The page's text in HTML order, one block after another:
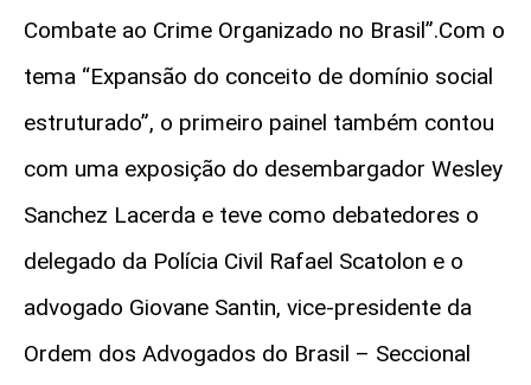
Combate ao Crime Organizado no Brasil”.Com o
tema “Expansão do conceito de domínio social
estruturado”, o primeiro painel também contou
com uma exposição do desembargador Wesley
Sanchez Lacerda e teve como debatedores o
delegado da Polícia Civil Rafael Scatolon e o
advogado Giovane Santin, vice-presidente da
Ordem dos Advogados do Brasil – Seccional